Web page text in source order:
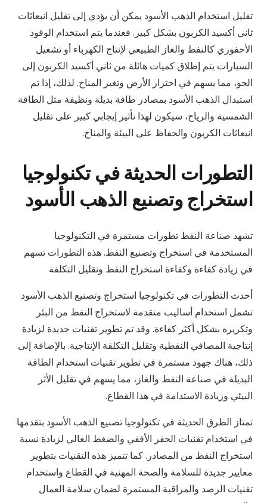
تقليل استخدام الذهب الأسود يمكن أن يؤدي إلى تقليل انبعاثات
ثاني أكسيد الكربون بشكل كبير. فعندما يتم استخدام الوقود
الأحفوري كالنفط والغاز الطبيعي لإنتاج الكهرباء أو تشغيل
السيارات يتم إطلاق كميات هائلة من ثاني أكسيد الكربون إلى
الجو، مما يسهم في احترار الأرض وتغير المناخ. لذلك، إذا تم
استبدال الذهب الأسود بمصادر طاقة بديلة ونظيفة مثل الطاقة
الشمسية والرياح، سيكون لهذا تأثير إيجابي كبير على تقليل
انبعاثات الكربون والحفاظ على البيئة والمناخ.
التطورات الحديثة في تكنولوجيا
استخراج وتصنيع الذهب الأسود
تشهد صناعة النفط تطورات مستمرة في التكنولوجيا
المستخدمة في استخراج وتصنيع النفط. هذه التطورات تسهم
في زيادة كفاءة وكفاءة استخراج النفط وتقليل التكلفة
أحدث التطورات في تكنولوجيا استخراج وتصنيع الذهب الأسود
تشمل استخدام أساليب متقدمة لاستخراج النفط من البئر
وتكريره بشكل أكثر كفاءة. وقد تم تطوير تقنيات جديدة لزيادة
إنتاجية المصافي النفطية وتقليل التكلفة الإنتاجية. بالإضافة إلى
ذلك، هناك جهود مستمرة في تطوير تقنيات استخدام الطاقة
البديلة في صناعة النفط والغاز، مما يسهم في تقليل الأثر
البيئي وزيادة الاستدامة في هذا القطاع.
تمتاز الطرق الحديثة في تكنولوجيا تصنيع الذهب الأسود بتقدمها
في استخدام تقنيات الحفر الأفقي والضغط العالي لزيادة نسبة
استخراج النفط من المصادر. كما تتميز هذه التقنيات بتطوير
معايير جديدة للسلامة والصحة المهنية في القطاع واستخدام
تقنيات الرصد والمراقبة المستمرة لضمان سلامة العمال